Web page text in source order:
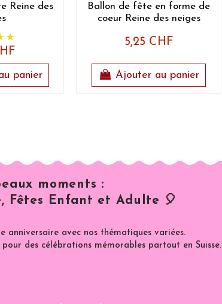
Reine des
panier
Ballon de fête en forme de
coeur Reine des neiges
5,25 CHF
Ajouter au panier
moments :
Fêtes Enfant et Adulte 🎈
anniversaire avec nos thématiques variées.
des célébrations mémorables partout en Suisse.